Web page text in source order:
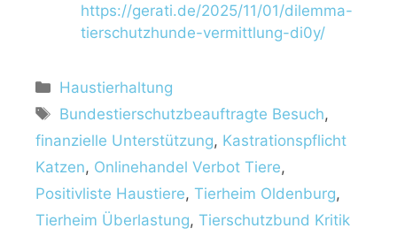
https://gerati.de/2025/11/01/dilemma-
tierschutzhunde-vermittlung-di0y/
K
a
e
g
o
r
Haustierhaltung
S
l
a
g
Bundestierschutzbeauftragte Besuch,
finanzielle Unterstützung, Kastrationspflicht
Katzen, Onlinehandel Verbot Tiere,
Positivliste Haustiere, Tierheim Oldenburg,
Tierheim Überlastung, Tierschutzbund Kritik